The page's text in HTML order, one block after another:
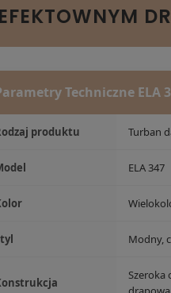
Techniczne ELA
produktu Turban
ELA 347
Modny,
Szeroka